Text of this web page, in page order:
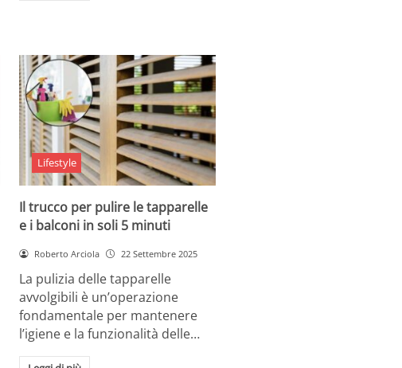
Lifestyle
Il trucco per pulire le tapparelle
e i balconi in soli 5 minuti
Roberto Arciola 22 Settembre 2025
La pulizia delle tapparelle
avvolgibili è un’operazione
fondamentale per mantenere
l’igiene e la funzionalità delle…